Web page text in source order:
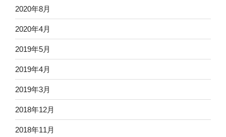
2020年8月
2020年4月
2019年5月
2019年4月
2019年3月
2018年12月
2018年11月